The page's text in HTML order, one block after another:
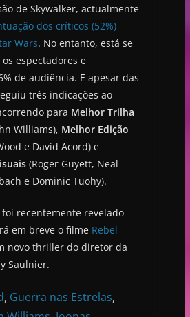
de Skywalker, actualmente
dos críticos (52%)
Wars. No entanto, está se
espectadores e
de audiência. E apesar das
três indicações ao
para Melhor Trilha
Williams), Melhor Edição
e David Acord) e
(Roger Guyett, Neal
e Dominic Tuohy).
recentemente revelado
em breve o filme Rebel
novo thriller do diretor da
Saulnier.
, Guerra nas Estrelas,